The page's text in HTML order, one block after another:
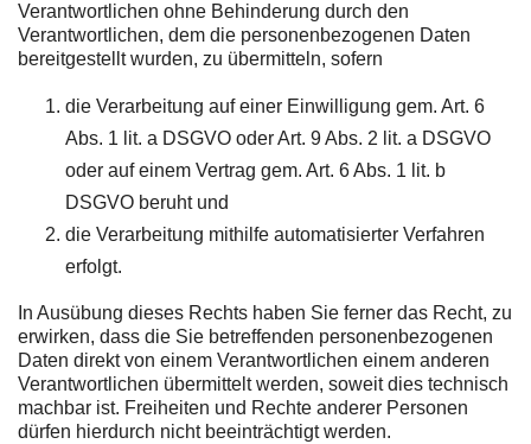
Verantwortlichen ohne Behinderung durch den
Verantwortlichen, dem die personenbezogenen Daten
bereitgestellt wurden, zu übermitteln, sofern
die Verarbeitung auf einer Einwilligung gem. Art. 6
Abs. 1 lit. a DSGVO oder Art. 9 Abs. 2 lit. a DSGVO
oder auf einem Vertrag gem. Art. 6 Abs. 1 lit. b
DSGVO beruht und
die Verarbeitung mithilfe automatisierter Verfahren
erfolgt.
In Ausübung dieses Rechts haben Sie ferner das Recht, zu
erwirken, dass die Sie betreffenden personenbezogenen
Daten direkt von einem Verantwortlichen einem anderen
Verantwortlichen übermittelt werden, soweit dies technisch
machbar ist. Freiheiten und Rechte anderer Personen
dürfen hierdurch nicht beeinträchtigt werden.